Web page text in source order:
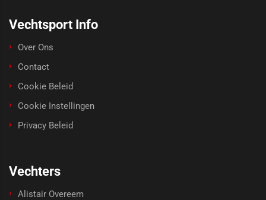
Vechtsport Info
Over Ons
Contact
Cookie Beleid
Cookie Instellingen
Privacy Beleid
Vechters
Alistair Overeem